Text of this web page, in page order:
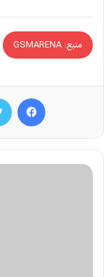
منبع: GSMARENA